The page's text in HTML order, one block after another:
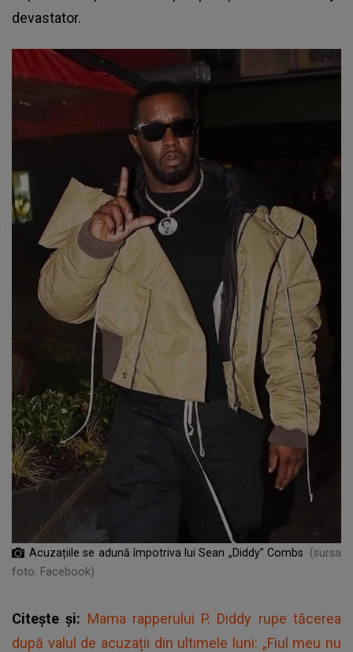
devastator.
Acuzațiile se adună împotriva lui Sean „Diddy” Combs
(sursa
foto: Facebook)
Citește și: Mama rapperului P. Diddy rupe tăcerea
după valul de acuzații din ultimele luni: „Fiul meu nu